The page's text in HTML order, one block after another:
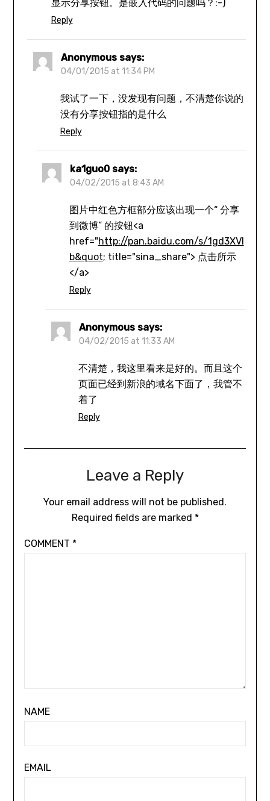
显示分享按钮。是嵌入代码的问题吗？:-)
Reply
Anonymous says:
04/01/2015 at 11:34 PM
我试了一下，没发现有问题，不清楚你说的
没有分享按钮指的是什么
Reply
ka1guo0 says:
04/02/2015 at 8:43 AM
图片中红色方框部分应该出现一个“ 分享
到微博” 的按钮<a
href="http://pan.baidu.com/s/1gd3XVI
b&quot; title="sina_share"> 点击所示
</a>
Reply
Anonymous says:
04/02/2015 at 11:33 AM
不清楚，我这里看来是好的。而且这个
页面已经到新浪的域名下面了，我管不
着了
Reply
Leave a Reply
Your email address will not be published.
Required fields are marked *
COMMENT *
NAME
EMAIL